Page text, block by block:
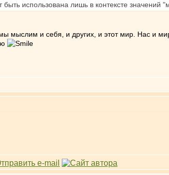
использована лишь в контексте значений
мыслим и себя, и других, и этот мир. Нас и